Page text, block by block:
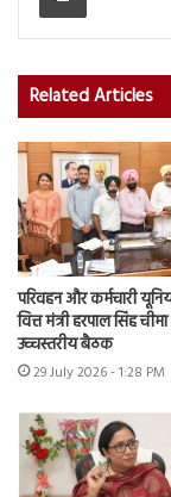
Related Articles
परिवहन और कर्मचारी
वित्त मंत्री हरपाल सिंह
उच्चस्तरीय बैठक
29 July 2026 - 1:28 PM